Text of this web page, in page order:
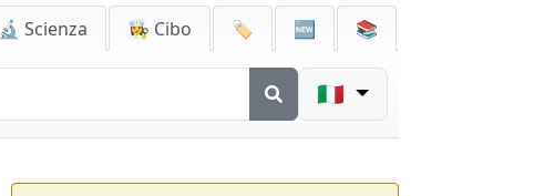
🔬 Scienza 👩‍🍳 Cibo 🏷️ 🆕 📚
🇮🇹